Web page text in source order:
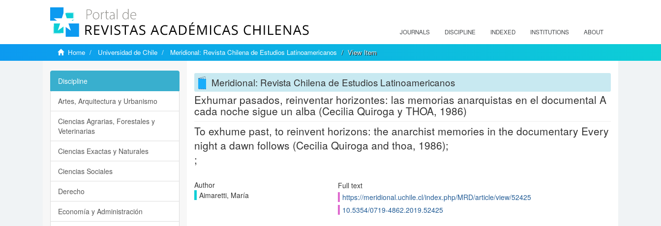
JOURNALS DISCIPLINE INDEXED INSTITUTIONS ABOUT
Home Universidad de Chile Meridional: Revista Chilena de Estudios Latinoamericanos View Item
Meridional: Revista Chilena de Estudios Latinoamericanos
Exhumar pasados, reinventar horizontes: las memorias anarquistas en el documental A
cada noche sigue un alba (Cecilia Quiroga y THOA, 1986)
To exhume past, to reinvent horizons: the anarchist memories in the documentary Every
night a dawn follows (Cecilia Quiroga and thoa, 1986);
;
Author
Aimaretti, María
Full text
https://meridional.uchile.cl/index.php/MRD/article/view/52425
10.5354/0719-4862.2019.52425
Discipline
Artes, Arquitectura y Urbanismo
Ciencias Agrarias, Forestales y
Veterinarias
Ciencias Exactas y Naturales
Ciencias Sociales
Derecho
Economía y Administración